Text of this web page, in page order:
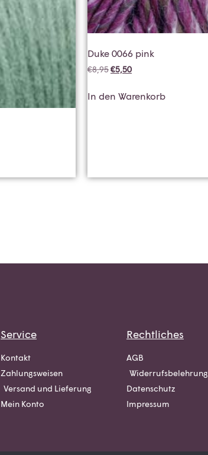
Duke 0066 pink
€8,95€5,50
In den Warenkorb
Service
Kontakt
Zahlungsweisen
Versand und Lieferung
Mein Konto
Rechtliches
AGB
Widerrufsbelehrung
Datenschutz
Impressum